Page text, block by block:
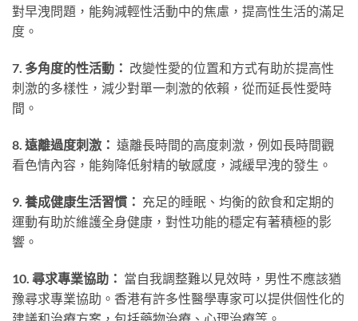
對早洩問題，能夠減輕性活動中的焦慮，提高性生活的滿足
度。
7. 多角度的性活動： 改變性愛的位置和方式有助於提高性
刺激的多樣性，減少對單一刺激的依賴，從而延長性愛時
間。
8. 遠離過度刺激： 遠離長時間的高度刺激，例如長時間觀
看色情內容，能夠降低射精的敏感度，減緩早洩的發生。
9. 養成健康生活習慣： 充足的睡眠、均衡的飲食和定期的
運動有助於維護全身健康，對性功能的穩定有著積極的影
響。
10. 尋求專業協助： 當自我調整難以見效時，男性不應該猶
豫尋求專業協助。香港有許多性醫學專家可以提供個性化的
建議和治療方案，包括藥物治療、心理治療等。